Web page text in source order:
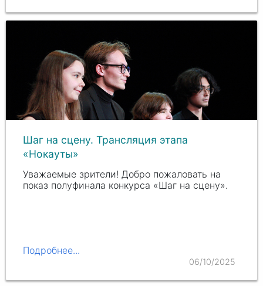
Шаг на сцену. Трансляция этапа
«Нокауты»
Уважаемые зрители! Добро пожаловать на
показ полуфинала конкурса «Шаг на сцену».
Подробнее...
06/10/2025